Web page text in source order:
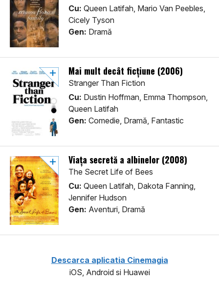
Cu: Queen Latifah, Mario Van Peebles,
Cicely Tyson
Gen: Dramă
Mai mult decât ficțiune (2006)
Stranger Than Fiction
Cu: Dustin Hoffman, Emma Thompson,
Queen Latifah
Gen: Comedie, Dramă, Fantastic
Viața secretă a albinelor (2008)
The Secret Life of Bees
Cu: Queen Latifah, Dakota Fanning,
Jennifer Hudson
Gen: Aventuri, Dramă
Descarca aplicatia Cinemagia
iOS, Android si Huawei